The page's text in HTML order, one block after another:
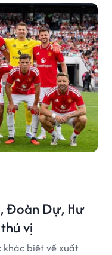
Đoàn Dự, Hư
vị
khác biệt về xuất